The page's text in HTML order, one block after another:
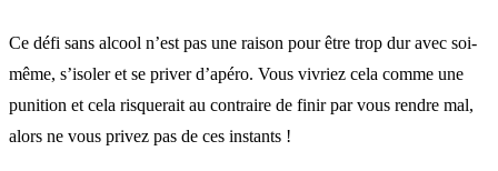
Ce défi sans alcool n’est pas une raison pour être trop dur avec soi-
même, s’isoler et se priver d’apéro. Vous vivriez cela comme une
punition et cela risquerait au contraire de finir par vous rendre mal,
alors ne vous privez pas de ces instants !